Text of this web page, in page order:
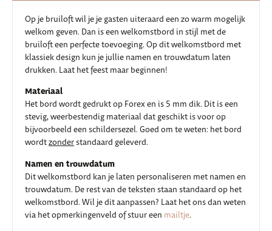
Op je bruiloft wil je je gasten uiteraard een zo warm mogelijk
welkom geven. Dan is een welkomstbord in stijl met de
bruiloft een perfecte toevoeging. Op dit welkomstbord met
klassiek design kun je jullie namen en trouwdatum laten
drukken. Laat het feest maar beginnen!
Materiaal
Het bord wordt gedrukt op Forex en is 5 mm dik. Dit is een
stevig, weerbestendig materiaal dat geschikt is voor op
bijvoorbeeld een schildersezel. Goed om te weten: het bord
wordtzonderstandaard geleverd.
Namen en trouwdatum
Dit welkomstbord kan je laten personaliseren met namen en
trouwdatum. De rest van de teksten staan standaard op het
welkomstbord. Wil je dit aanpassen? Laat het ons dan weten
via het opmerkingenveld of stuur een mailtje.